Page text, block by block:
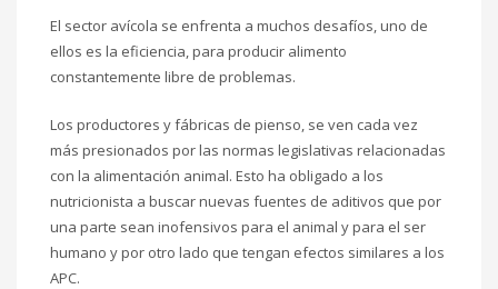
El sector avícola se enfrenta a muchos desafíos, uno de
ellos es la eficiencia, para producir alimento
constantemente libre de problemas.
Los productores y fábricas de pienso, se ven cada vez
más presionados por las normas legislativas relacionadas
con la alimentación animal. Esto ha obligado a los
nutricionista a buscar nuevas fuentes de aditivos que por
una parte sean inofensivos para el animal y para el ser
humano y por otro lado que tengan efectos similares a los
APC.